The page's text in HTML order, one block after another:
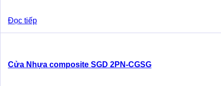
Đọc tiếp
Cửa Nhựa composite SGD 2PN-CGSG